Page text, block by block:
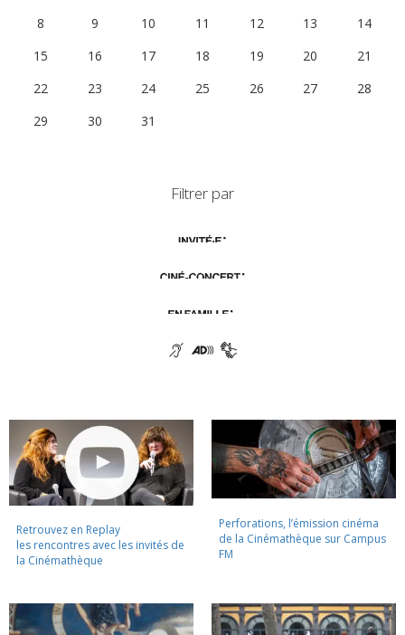
8
9 10 11 12 13
14
15
16 17 18 19 20
21
22
23 24 25 26 27
28
29
30 31
Filtrer par
Retrouvez en Replay
les rencontres avec les invités de
la Cinémathèque
Perforations, l’émission cinéma
de la Cinémathèque sur Campus
FM